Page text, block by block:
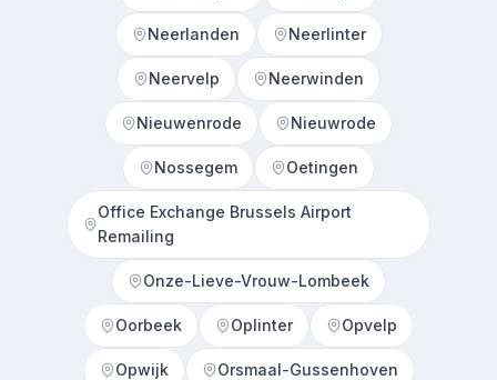
Neerlanden Neerlinter
Neervelp Neerwinden
Nieuwenrode Nieuwrode
Nossegem Oetingen
Office Exchange Brussels Airport
Remailing
Onze-Lieve-Vrouw-Lombeek
Oorbeek Oplinter Opvelp
Opwijk Orsmaal-Gussenhoven